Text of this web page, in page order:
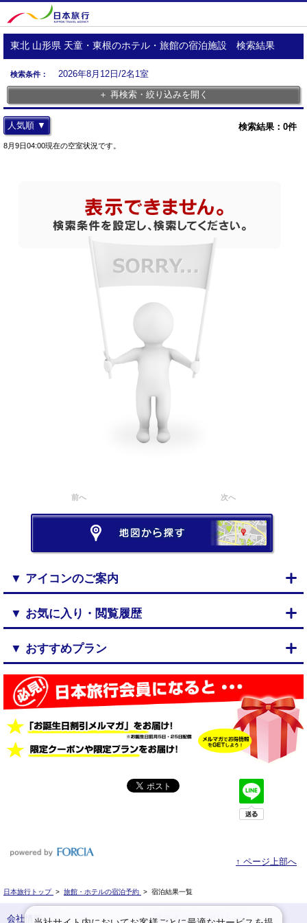
東北 山形県 天童・東根のホテル・旅館の宿泊施設 検索結果
検索条件：
2026年8月12日/2名1室
＋ 再検索・絞り込みを開く
検索結果： 0件
人気順 ▼
8月9日04:00現在の空室状況です。
前へ 次へ
▼ アイコンのご案内
▼ お気に入り・閲覧履歴
▼ おすすめプラン
↑ ページ上部へ
日本旅行トップ > 旅館・ホテルの宿泊予約 > 宿泊結果一覧
会社情報 プライバシーポリシー